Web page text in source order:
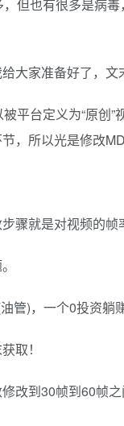
但也有很多是病
大家准备好了，文
平台定义为“原创
，所以光是修改
骤就是对视频的帧
取！
改到30帧到60帧